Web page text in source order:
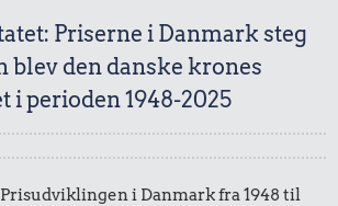
Priserne i Danmark steg
blev den danske krones
perioden 1948-2025
Prisudviklingen i Danmark fra 1948 til